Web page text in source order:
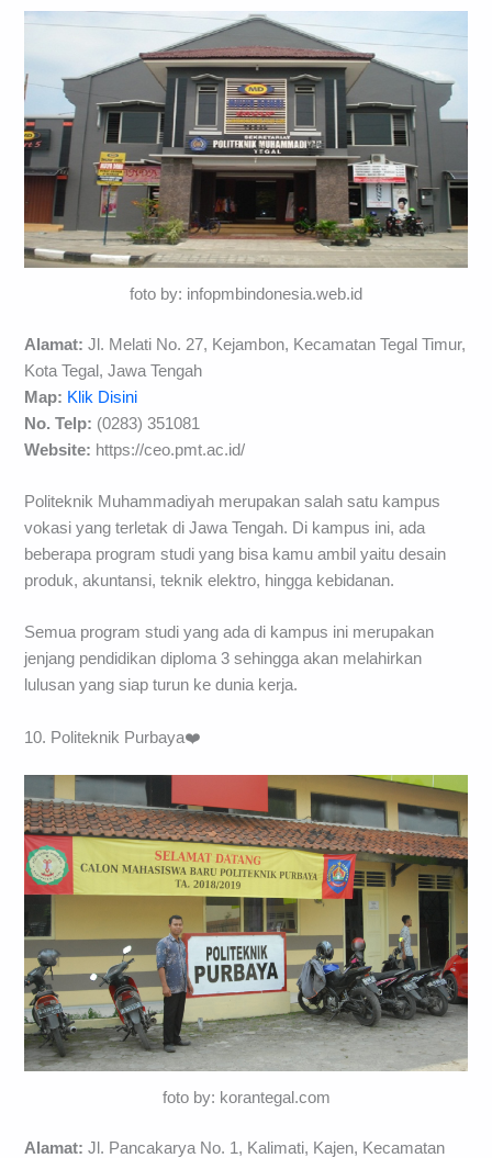
foto by: infopmbindonesia.web.id
Alamat:Jl. Melati No. 27, Kejambon, Kecamatan Tegal Timur,
Kota Tegal, Jawa Tengah
Map: Klik Disini
No. Telp: (0283) 351081
Website: https://ceo.pmt.ac.id/
Politeknik Muhammadiyah merupakan salah satu kampus
vokasi yang terletak di Jawa Tengah. Di kampus ini, ada
beberapa program studi yang bisa kamu ambil yaitu desain
produk, akuntansi, teknik elektro, hingga kebidanan.
Semua program studi yang ada di kampus ini merupakan
jenjang pendidikan diploma 3 sehingga akan melahirkan
lulusan yang siap turun ke dunia kerja.
10. Politeknik Purbaya❤️
foto by: korantegal.com
Alamat:Jl. Pancakarya No. 1, Kalimati, Kajen, Kecamatan